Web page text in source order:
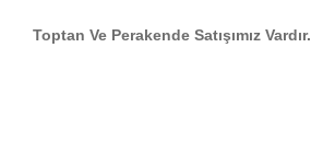
Toptan Ve Perakende Satışımız Vardır.